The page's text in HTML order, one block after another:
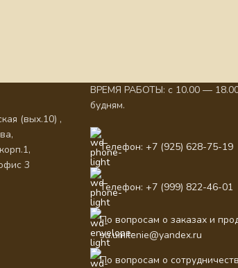
(вых.10) ,
3
ВРЕМЯ РАБОТЫ: с 10.00 —
будням.
Телефон: +7 (925) 628-75-19
Телефон: +7 (999) 822-46-01
По вопросам о заказах и
su.umilenie@yandex.ru
По вопросам о